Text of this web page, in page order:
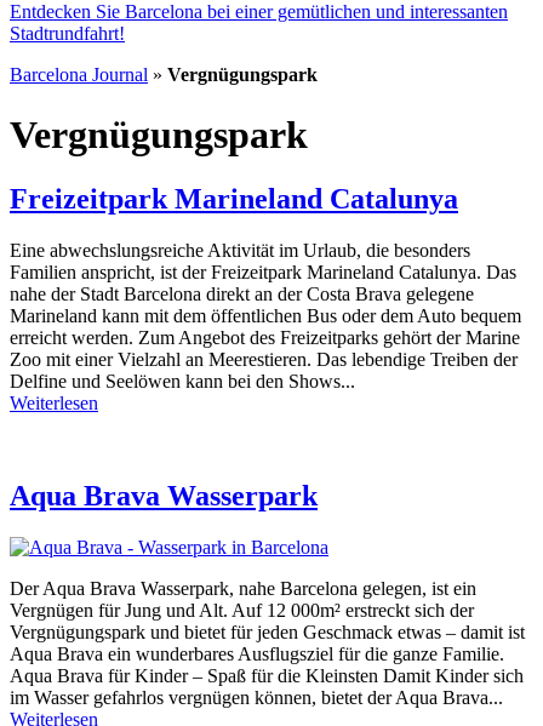
Entdecken Sie Barcelona bei einer gemütlichen und interessanten
Stadtrundfahrt!
Barcelona Journal » Vergnügungspark
Vergnügungspark
Freizeitpark Marineland Catalunya
Eine abwechslungsreiche Aktivität im Urlaub, die besonders
Familien anspricht, ist der Freizeitpark Marineland Catalunya. Das
nahe der Stadt Barcelona direkt an der Costa Brava gelegene
Marineland kann mit dem öffentlichen Bus oder dem Auto bequem
erreicht werden. Zum Angebot des Freizeitparks gehört der Marine
Zoo mit einer Vielzahl an Meerestieren. Das lebendige Treiben der
Delfine und Seelöwen kann bei den Shows...
Weiterlesen
Aqua Brava Wasserpark
Der Aqua Brava Wasserpark, nahe Barcelona gelegen, ist ein
Vergnügen für Jung und Alt. Auf 12 000m² erstreckt sich der
Vergnügungspark und bietet für jeden Geschmack etwas – damit ist
Aqua Brava ein wunderbares Ausflugsziel für die ganze Familie.
Aqua Brava für Kinder – Spaß für die Kleinsten Damit Kinder sich
im Wasser gefahrlos vergnügen können, bietet der Aqua Brava...
Weiterlesen